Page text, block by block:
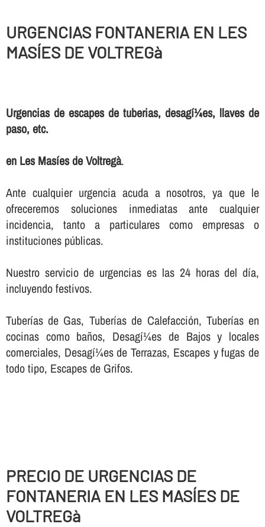
URGENCIAS FONTANERIA EN LES
MASÍES DE VOLTREGà
Urgencias de escapes de tuberias, desagí¼es, llaves de
paso, etc.
en Les Masíes de Voltregà.
Ante cualquier urgencia acuda a nosotros, ya que le
ofreceremos soluciones inmediatas ante cualquier
incidencia, tanto a particulares como empresas o
instituciones públicas.
Nuestro servicio de urgencias es las 24 horas del dí­a,
incluyendo festivos.
Tuberí­as de Gas, Tuberí­as de Calefacción, Tuberí­as en
cocinas como baños, Desagí¼es de Bajos y locales
comerciales, Desagí¼es de Terrazas, Escapes y fugas de
todo tipo, Escapes de Grifos.
PRECIO DE URGENCIAS DE
FONTANERIA EN LES MASÍES DE
VOLTREGà